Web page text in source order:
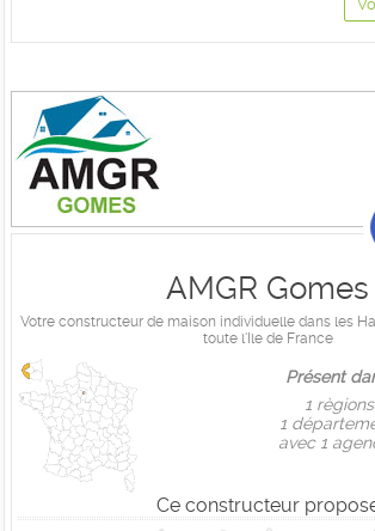
AMGR Gomes
Votre constructeur de maison individuelle dans les
toute l'Ile de France
Présent
1 règions,
1
avec 1
Ce constructeur